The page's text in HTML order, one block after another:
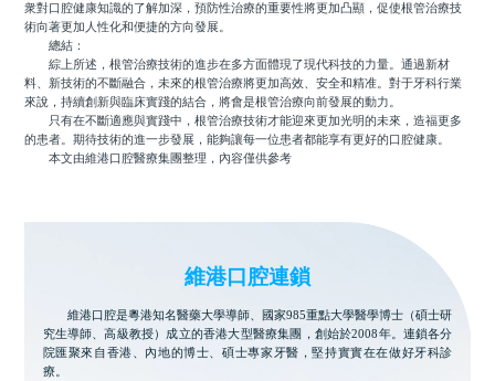
衆對口腔健康知識的了解加深，預防性治療的重要性將更加凸顯，促使根管治療技
術向著更加人性化和便捷的方向發展。
總結：
綜上所述，根管治療技術的進步在多方面體現了現代科技的力量。通過新材
料、新技術的不斷融合，未來的根管治療將更加高效、安全和精准。對于牙科行業
來說，持續創新與臨床實踐的結合，將會是根管治療向前發展的動力。
只有在不斷適應與實踐中，根管治療技術才能迎來更加光明的未來，造福更多
的患者。期待技術的進一步發展，能夠讓每一位患者都能享有更好的口腔健康。
本文由維港口腔醫療集團整理，內容僅供參考
維港口腔連鎖
維港口腔是粵港知名醫藥大學導師、國家985重點大學醫學博士（碩士研
究生導師、高級教授）成立的香港大型醫療集團，創始於2008年。連鎖各分
院匯聚來自香港、內地的博士、碩士專家牙醫，堅持實實在在做好牙科診
療。